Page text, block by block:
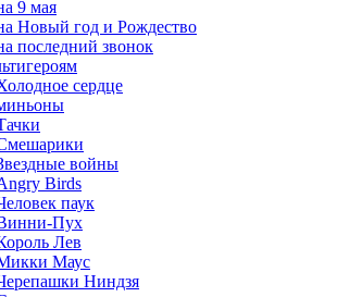
9 мая
Новый год и Рождество
последний звонок
сердце
войны
Birds
паук
Пух
Лев
Маус
Ниндзя